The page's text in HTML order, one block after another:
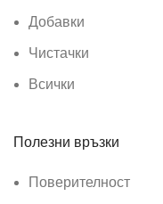
Добавки
Чистачки
Всички
Полезни връзки
Поверителност